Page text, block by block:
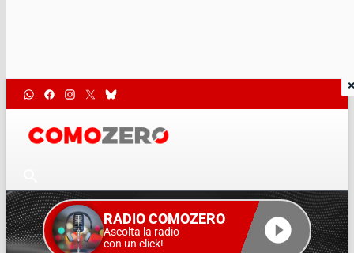
RADIO COMOZERO
Ascolta la radio
con un click!